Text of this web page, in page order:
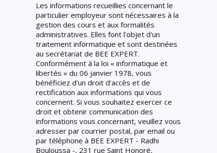
Les informations recueillies concernant le
particulier employeur sont nécessaires à la
gestion des cours et aux formalités
administratives. Elles font l'objet d'un
traitement informatique et sont destinées
au secrétariat de BEE EXPERT.
Conformément à la loi « informatique et
libertés » du 06 janvier 1978, vous
bénéficiez d'un droit d'accès et de
rectification aux informations qui vous
concernent. Si vous souhaitez exercer ce
droit et obtenir communication des
informations vous concernant, veuillez vous
adresser par courrier postal, par email ou
par téléphone à BEE EXPERT - Radhi
Bouloussa -, 231 rue Saint Honoré,